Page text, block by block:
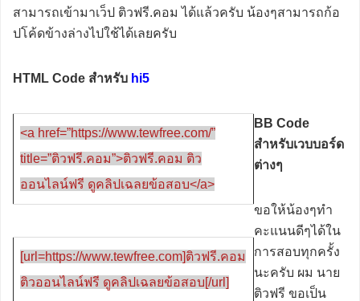
สามารถเข้ามาเว็ป ติวฟรี.คอม ได้แล้วครับ น้องๆสามารถก้อ
ปโค้ดข้างล่างไปใช้ได้เลยครับ
HTML Code สำหรับ hi5
<a href=”https://www.tewfree.com/”
title=”ติวฟรี.คอม”>ติวฟรี.คอม ติว
ออนไลน์ฟรี ดูคลิปเฉลยข้อสอบ</a>
BB Code
สำหรับเวบบอร์ด
ต่างๆ
[url=https://www.tewfree.com]ติวฟรี.คอม
ติวออนไลน์ฟรี ดูคลิปเฉลยข้อสอบ[/url]
ขอให้น้องๆทำ
คะแนนดีๆได้ใน
การสอบทุกครั้ง
นะครับ ผม นาย
ติวฟรี ขอเป็น